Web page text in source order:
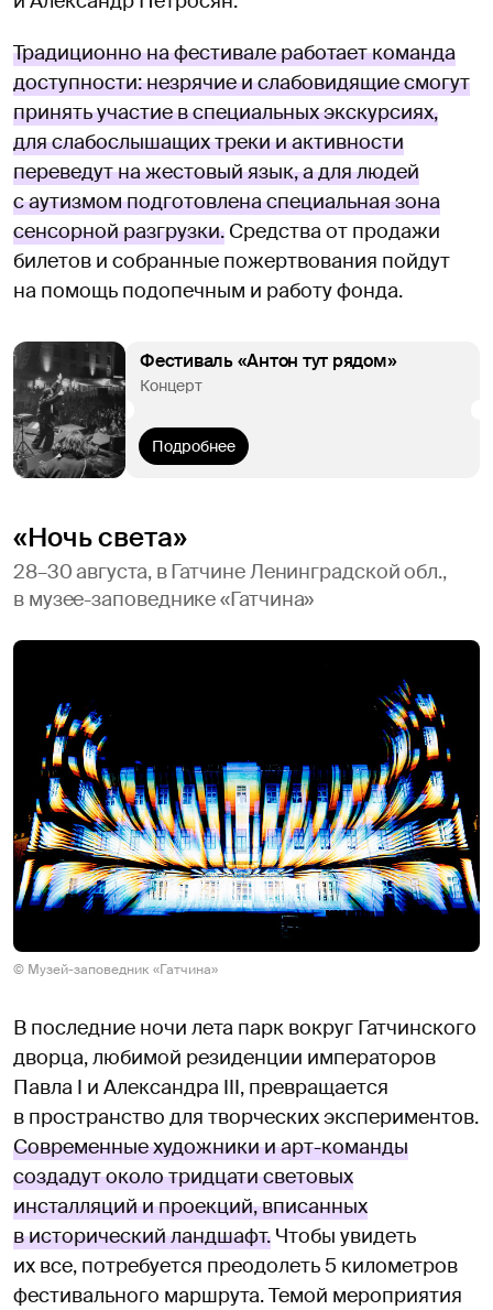
Традиционно на фестивале работает команда
доступности: незрячие и слабовидящие смогут
принять участие в специальных экскурсиях,
для слабослышащих треки и активности
переведут на жестовый язык, а для людей
с аутизмом подготовлена специальная зона
сенсорной разгрузки. Средства от продажи
билетов и собранные пожертвования пойдут
на помощь подопечным и работу фонда.
Фестиваль «Антон тут рядом»
Концерт
Подробнее
«Ночь света»
28–30 августа, в Гатчине Ленинградской обл.,
в музее-заповеднике «Гатчина»
© Музей-заповедник «Гатчина»
В последние ночи лета парк вокруг Гатчинского
дворца, любимой резиденции императоров
Павла I и Александра III, превращается
в пространство для творческих экспериментов.
Современные художники и арт-команды
создадут около тридцати световых
инсталляций и проекций, вписанных
в исторический ландшафт. Чтобы увидеть
их все, потребуется преодолеть 5 километров
фестивального маршрута. Темой мероприятия